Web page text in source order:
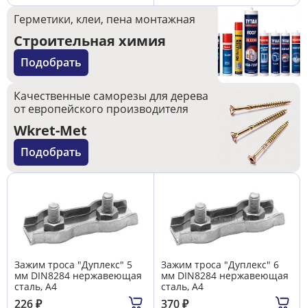
Герметики, клеи, пена монтажная
Строительная химия
Подобрать
Качественные саморезы для дерева
от европейского производителя
Wkret-Met
Подобрать
Зажим троса "Дуплекс" 5
мм DIN8284 нержавеющая
сталь, А4
226₽
Зажим троса "Дуплекс" 6
мм DIN8284 нержавеющая
сталь, А4
370₽